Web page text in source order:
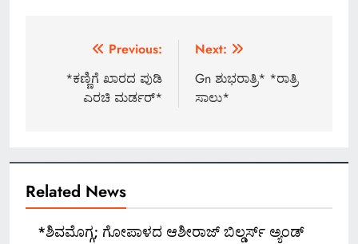
navigation
Previous:
*ಕಣ್ಣಿಗೆ ಖಾರದ ಪುಡಿ
ಎರಚಿ ಮರ್ಡರ್​*
Next:
Gn ಶುಭರಾತ್ರಿ* *ರಾತ್ರಿ
ಸಾಲು*
Related News
*ಶಿವಮೊಗ್ಗ; ಗೋಪಾಳದ ಆಶೀರಾಜ್ ಬಿಲ್ಡರ್ಸ್ ಅ್ಯಂಡ್